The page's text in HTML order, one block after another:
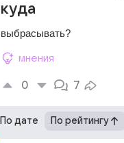
куда
выбрасывать?
мнения
0 7
По дате По рейтингу